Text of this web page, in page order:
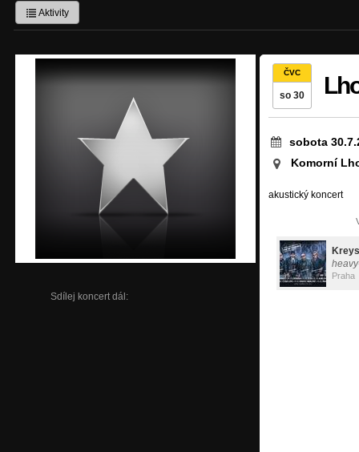
Aktivity
Sdílej koncert dál:
ČVC
so 30
sobota
Komorní
akustický koncert
Praha